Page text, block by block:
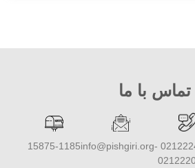
تماس با ما
02122247826 -
info@pishgiri.org
15875-1185